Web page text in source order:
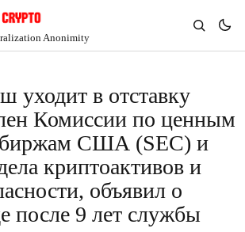
Anonimity
уходит в отставку
Комиссии по ценным
биржам США (SEC) и
криптоактивов и
объявил о
после 9 лет службы